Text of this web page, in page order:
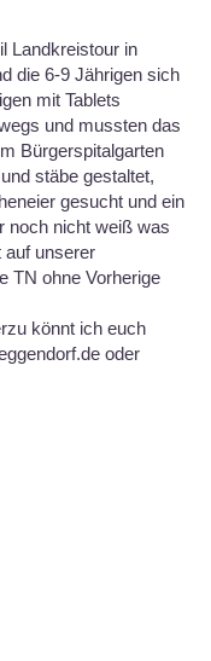
Landkreistour in
die 6-9 Jährigen sich
mit Tablets
und mussten das
Bürgerspitalgarten
stäbe gestaltet,
gesucht und ein
noch nicht weiß was
auf unserer
TN ohne Vorherige
könnt ich euch
oder